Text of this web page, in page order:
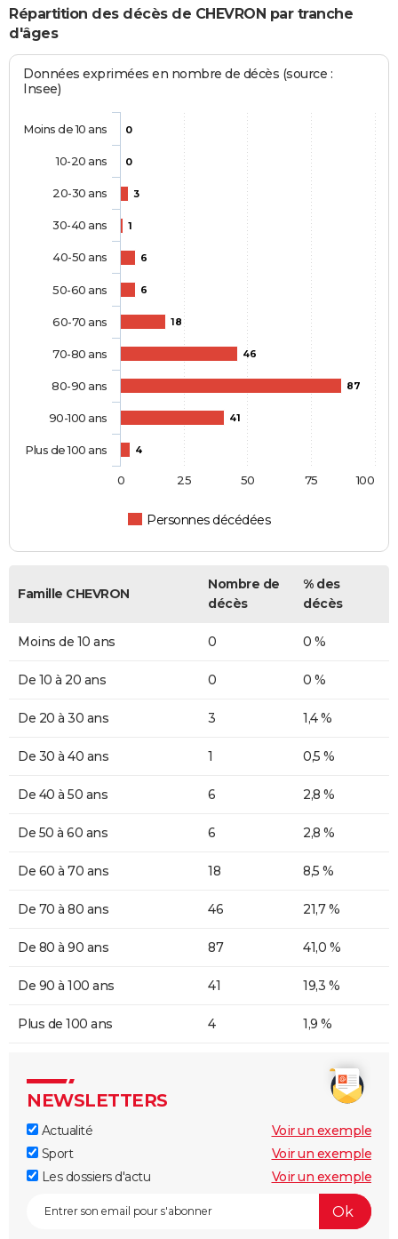
Répartition des décès de CHEVRON par tranche
d'âges
Données exprimées en nombre de décès (source :
Insee)
0
0
3
1
6
6
18
46
87
41
4
Personnes décédées
Moins de 10 ans
10-20 ans
20-30 ans
30-40 ans
40-50 ans
50-60 ans
60-70 ans
70-80 ans
80-90 ans
90-100 ans
Plus de 100 ans
0 100
25 50 75
Famille CHEVRON
Nombre de
décès
% des
décès
Moins de 10 ans 0 0 %
De 10 à 20 ans 0 0 %
De 20 à 30 ans 3 1,4 %
De 30 à 40 ans 1 0,5 %
De 40 à 50 ans 6 2,8 %
De 50 à 60 ans 6 2,8 %
De 60 à 70 ans 18 8,5 %
De 70 à 80 ans 46 21,7 %
De 80 à 90 ans 87 41,0 %
De 90 à 100 ans 41 19,3 %
Plus de 100 ans 4 1,9 %
NEWSLETTERS
Actualité
Voir un exemple
Sport
Voir un exemple
Les dossiers d'actu
Voir un exemple